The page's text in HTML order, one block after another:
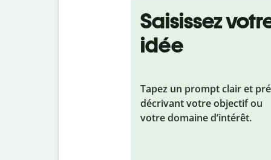
Saisissez
idée
Tapez un prompt clair et
décrivant votre objectif ou
votre domaine d’intérêt.